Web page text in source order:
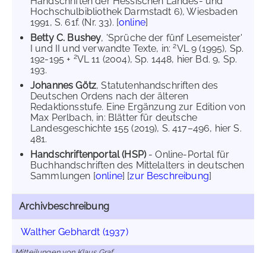
Hochschulbibliothek Darmstadt 6), Wiesbaden
1991, S. 61f. (Nr. 33). [online]
Betty C. Bushey, 'Sprüche der fünf Lesemeister'
I und II und verwandte Texte, in:2VL 9 (1995), Sp.
192-195 + 2VL 11 (2004), Sp. 1448, hier Bd. 9, Sp.
193.
Johannes Götz, Statutenhandschriften des
Deutschen Ordens nach der älteren
Redaktionsstufe. Eine Ergänzung zur Edition von
Max Perlbach, in: Blätter für deutsche
Landesgeschichte 155 (2019), S. 417–496, hier S.
481.
Handschriftenportal (HSP)- Online-Portal für
Buchhandschriften des Mittelalters in deutschen
Sammlungen [online] [zur Beschreibung]
Archivbeschreibung
Walther Gebhardt (1937)